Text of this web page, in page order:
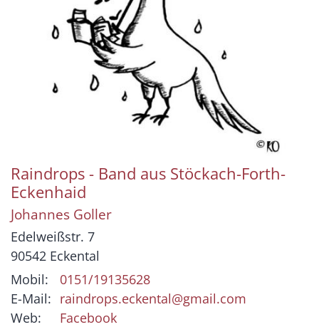
Raindrops - Band aus Stöckach-Forth-
Eckenhaid
Johannes Goller
Edelweißstr. 7
90542 Eckental
Mobil:
0151/19135628
E-Mail: raindrops.eckental@gmail.com
Web:
Facebook